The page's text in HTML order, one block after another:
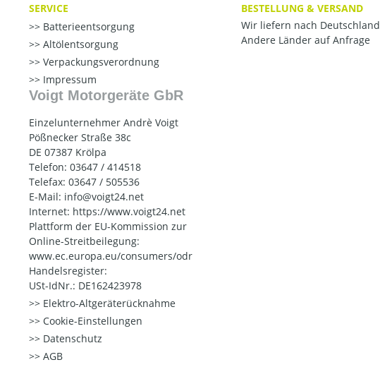
SERVICE
Batterieentsorgung
Altölentsorgung
Verpackungsverordnung
Impressum
Voigt Motorgeräte GbR
Einzelunternehmer Andrè Voigt
Pößnecker Straße 38c
DE 07387 Krölpa
Telefon: 03647 / 414518
Telefax: 03647 / 505536
E-Mail: info@voigt24.net
Internet: https://www.voigt24.net
Plattform der EU-Kommission zur
Online-Streitbeilegung:
www.ec.europa.eu/consumers/odr
Handelsregister:
USt-IdNr.: DE162423978
Elektro-Altgeräterücknahme
Cookie-Einstellungen
Datenschutz
AGB
BESTELLUNG & VERSAND
Wir liefern nach Deutschland
Andere Länder auf Anfrage